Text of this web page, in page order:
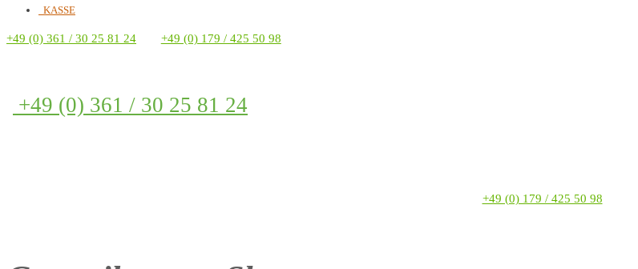
KASSE
+49 (0) 361 / 30 25 81 24 +49 (0) 179 / 425 50 98
+49 (0) 361 / 30 25 81 24
+49 (0) 179 / 425 50 98